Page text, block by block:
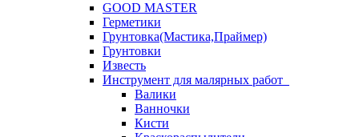
GOOD MASTER
Герметики
Грунтовка(Мастика,Праймер)
Грунтовки
Известь
Инструмент для малярных работ
Валики
Ванночки
Кисти